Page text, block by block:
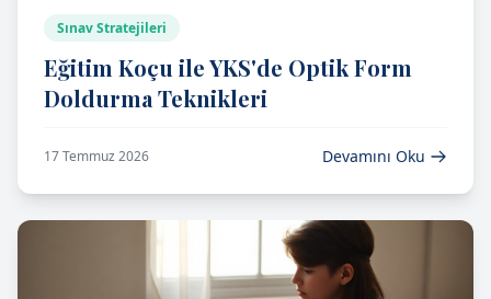
Sınav Stratejileri
Eğitim Koçu ile YKS'de Optik Form
Doldurma Teknikleri
17 Temmuz 2026 Devamını Oku